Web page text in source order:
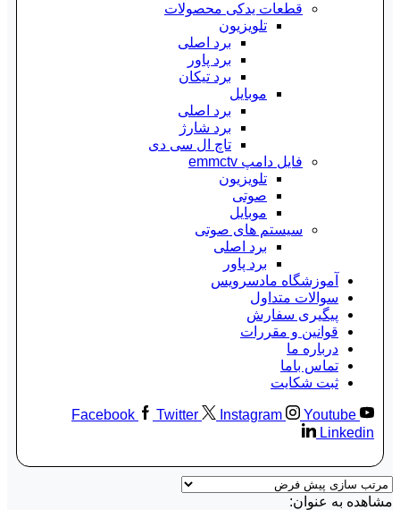
قطعات یدکی محصولات
تلویزیون
برد اصلی
برد پاور
برد تیکان
موبایل
برد اصلی
برد شارژ
تاچ ال سی دی
فایل دامپ emmctv
تلویزیون
صوتی
موبایل
سیستم های صوتی
برد اصلی
برد پاور
آموزشگاه مادسرویس
سوالات متداول
پیگیری سفارش
قوانین و مقررات
درباره ما
تماس باما
ثبت شکایت
Facebook Twitter Instagram
Youtube
Linkedin
مشاهده به عنوان: